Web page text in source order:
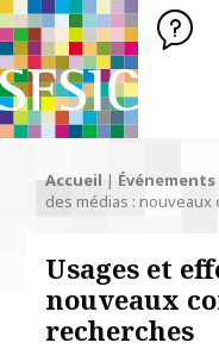
SFSIC Société
de
Accueil | Événements
des médias :
Usages et
nouveaux
recherches